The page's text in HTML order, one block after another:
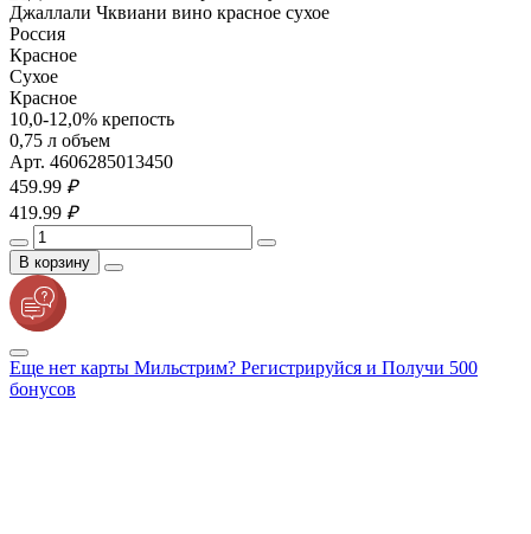
Джаллали Чквиани вино красное сухое
Россия
Красное
Сухое
Красное
10,0-12,0% крепость
0,75 л объем
Арт. 4606285013450
459.99 ₽
419.99 ₽
В корзину
Еще нет карты Мильстрим? Регистрируйся и Получи 500
бонусов